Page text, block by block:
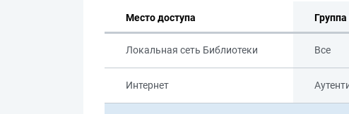
Место доступа
Локальная сеть Библиотеки Все
Интернет